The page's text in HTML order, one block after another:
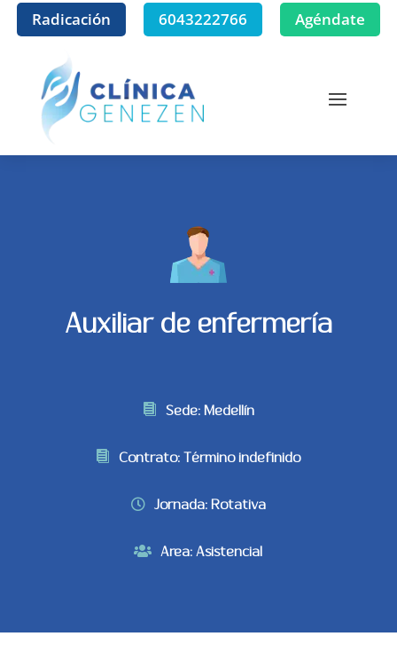
Radicación 6043222766 Agéndate
Auxiliar de enfermería
Sede: Medellín
Contrato:Término indefinido
Jornada: Rotativa
Area:Asistencial